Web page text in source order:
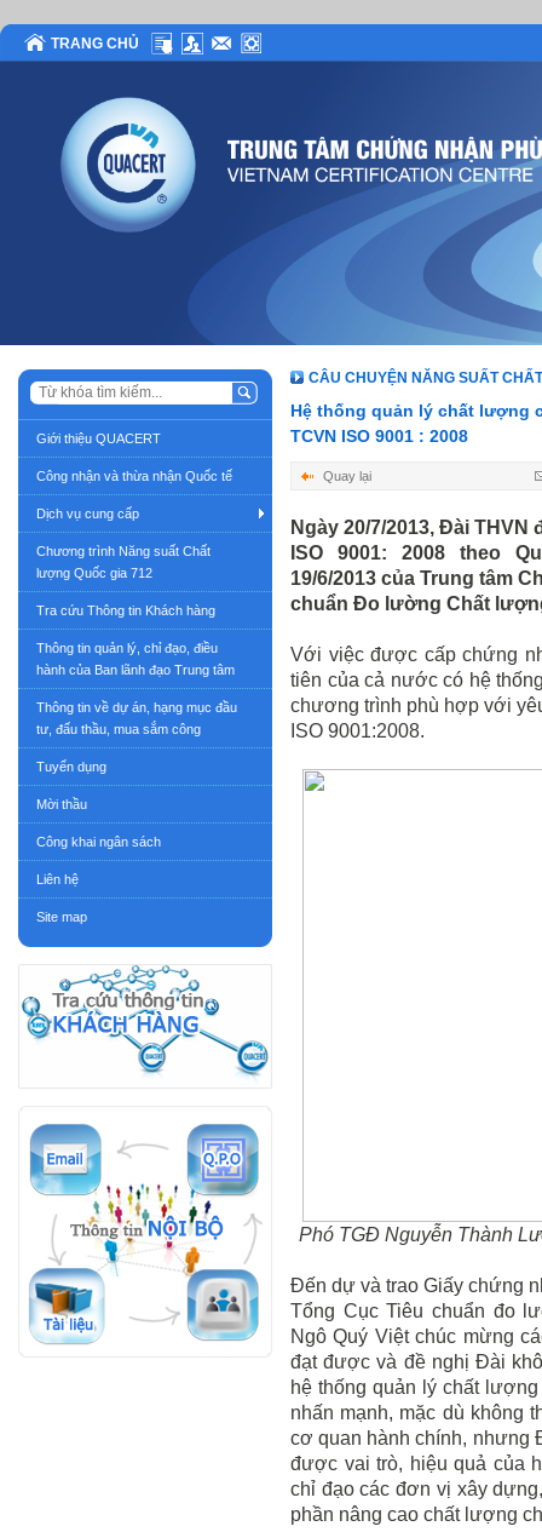
TRANG CHỦ
Giới thiệu QUACERT
Công nhận và thừa nhận Quốc tế
Dịch vụ cung cấp
Chương trình Năng suất Chất
lượng Quốc gia 712
Tra cứu Thông tin Khách hàng
Thông tin quản lý, chỉ đạo, điều
hành của Ban lãnh đạo Trung tâm
Thông tin về dự án, hạng mục đầu
tư, đấu thầu, mua sắm công
Tuyển dụng
Mời thầu
Công khai ngân sách
Liên hệ
Site map
CÂU CHUYỆN NĂNG SUẤT
Hệ thống quản lý chất lượng
TCVN ISO 9001 : 2008
Quay lại
Ngày 20/7/2013, Đài
ISO 9001: 2008 theo
19/6/2013 của Trung tâm
chuẩn Đo lường Chất
Với việc được cấp chứng
tiên của cả nước có hệ
chương trình phù hợp với
ISO 9001:2008.
Phó TGĐ Nguyễn Thành
Đến dự và trao Giấy chứng
Tổng Cục Tiêu chuẩn đo
Ngô Quý Việt chúc mừng
đạt được và đề nghị Đài
hệ thống quản lý chất
nhấn mạnh, mặc dù không
cơ quan hành chính, nhưng
được vai trò, hiệu quả của
chỉ đạo các đơn vị xây
phần nâng cao chất lượng